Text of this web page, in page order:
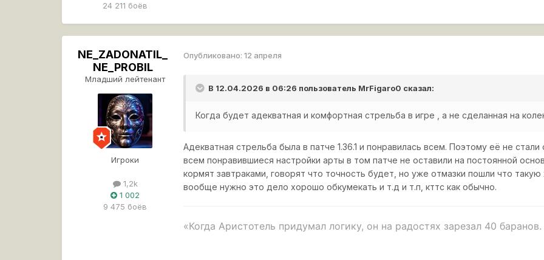
24 211 боёв
NE_ZADONATIL_
NE_PROBIL
Младший лейтенант
Игроки
1,2k
1 002
9 475 боёв
Опубликовано:12 апреля
В 12.04.2026 в 06:26 пользователь MrFigaro0 сказал:
Когда будет адекватная и комфортная стрельба в игре , а не сделанная на
Адекватная стрельба была в патче 1.36.1 и понравилась всем. Поэтому её не
всем понравившиеся настройки арты в том патче не оставили на постоянной
кормят завтраками, говорят что точность будет, но уже отмазки пошли что
вообще нужно это дело хорошо обкумекать и т.д и т.п, кттс как обычно.
«Когда Аристотель придумал логику, он на радостях зарезал 40